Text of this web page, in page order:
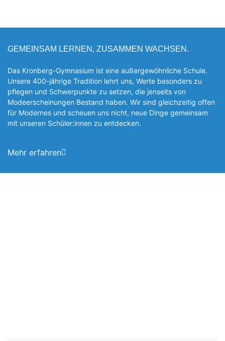
GEMEINSAM LERNEN, ZUSAMMEN WACHSEN.
Das Kronberg-Gymnasium ist eine außergewöhnliche Schule.
Unsere 400-jährige Tradition lehrt uns, Werte besonders zu
pflegen und Schwerpunkte zu setzen, die jen­seits von
Modeerscheinungen Be­stand haben. Wir sind gleichzeitig offen
für Modernes und scheuen uns nicht, neue Dinge gemeinsam
mit unseren Schüler:innen zu entde­cken.
Mehr erfahren